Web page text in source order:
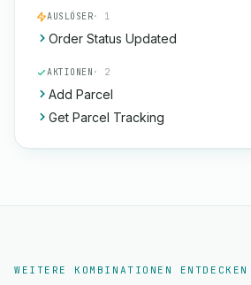
AUSLÖSER· 1
Order Status Updated
AKTIONEN · 2
Add Parcel
Get Parcel Tracking
WEITERE KOMBINATIONEN ENTDECKEN